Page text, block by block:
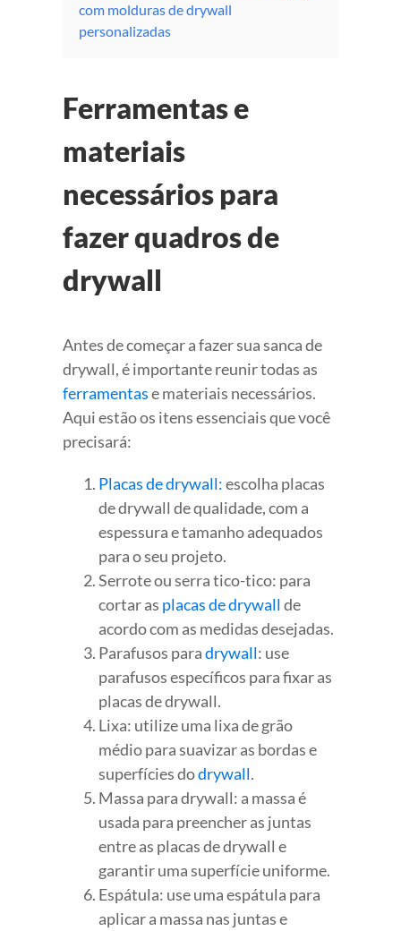
com molduras de drywall
personalizadas
Ferramentas e
materiais
necessários para
fazer quadros de
drywall
Antes de começar a fazer sua sanca de
drywall, é importante reunir todas as
ferramentase materiais necessários.
Aqui estão os itens essenciais que você
precisará:
Placas de drywall:escolha placas
de drywall de qualidade, com a
espessura e tamanho adequados
para o seu projeto.
Serrote ou serra tico-tico: para
cortar as placas de drywallde
acordo com as medidas desejadas.
Parafusos paradrywall: use
parafusos específicos para fixar as
placas de drywall.
Lixa: utilize uma lixa de grão
médio para suavizar as bordas e
superfícies dodrywall.
Massa para drywall: a massa é
usada para preencher as juntas
entre as placas de drywall e
garantir uma superfície uniforme.
Espátula: use uma espátula para
aplicar a massa nas juntas e